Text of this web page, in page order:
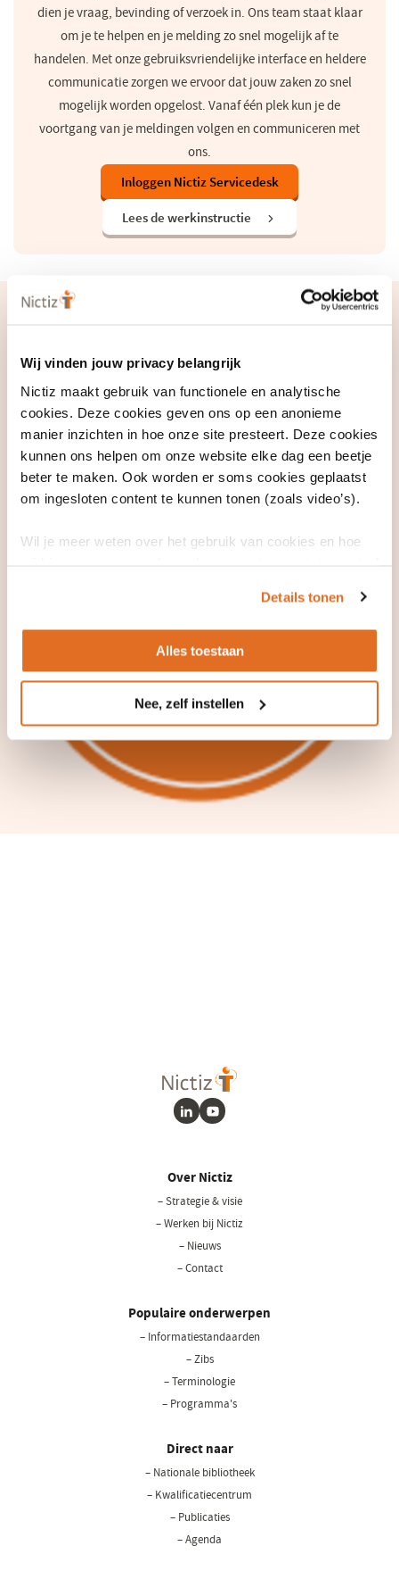
Wij vinden jouw privacy belangrijk
Nictiz maakt gebruik van functionele en analytische
cookies. Deze cookies geven ons op een anonieme
manier inzichten in hoe onze site presteert. Deze cookies
kunnen ons helpen om onze website elke dag een beetje
beter te maken. Ook worden er soms cookies geplaatst
om ingesloten content te kunnen tonen (zoals video’s).
Wil je meer weten over het gebruik van cookies en hoe
Details tonen
Alles toestaan
Nee, zelf instellen
dien je vraag, bevinding of verzoek in. Ons team staat klaar
om je te helpen en je melding zo snel mogelijk af te
handelen. Met onze gebruiksvriendelijke interface en heldere
communicatie zorgen we ervoor dat jouw zaken zo snel
mogelijk worden opgelost. Vanaf één plek kun je de
voortgang van je meldingen volgen en communiceren met
ons.
Inloggen Nictiz Servicedesk(opent
in
nieuw
venster)
Lees de werkinstructie
Heb je hulp nodig bij het gebruik van de Nictiz Servicedesk of heb je
servicedesk@nictiz.nl. We staan klaar om je te helpen en ervoor te
zorgen dat je het meeste uit onze diensten haalt.
LinkedInYoutube
Over Nictiz
– Strategie & visie
– Werken bij Nictiz
– Nieuws
– Contact
Populaire onderwerpen
– Informatiestandaarden
– Zibs
– Terminologie
– Programma's
Direct naar
– Nationale bibliotheek(opent
– Kwalificatiecentrum
– Publicaties
– Agenda